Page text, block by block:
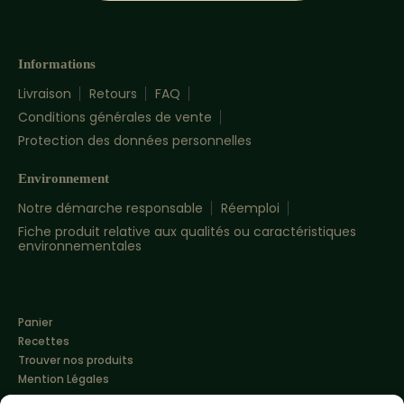
Informations
Livraison Retours
FAQ
Conditions générales de vente
Protection des données personnelles
Environnement
Notre démarche responsable
Réemploi
Fiche produit relative aux qualités ou caractéristiques
environnementales
Panier
Recettes
Trouver nos produits
Mention Légales